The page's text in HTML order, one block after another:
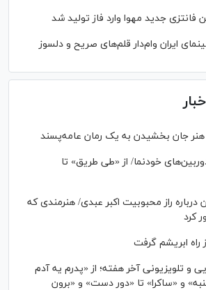
فانتزی جدید مهوا وارد فاز تولید شد
ایران وام‌دار قلم‌های صریح و دلسوز
هنر جان بخشیدن به یک رمان عامه‌پسند
خودنما/ از «طی طریق» تا
درباره راز محبوبیت اکبر عبدی/ هنرمندی که
کرد
و تلویزیونی آخر هفته؛ از «پدرم یه آدم
و «ساکرا» تا «دور دست» و «برون